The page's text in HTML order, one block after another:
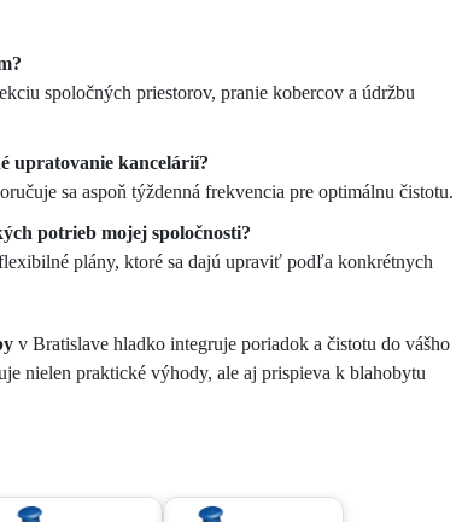
spoločných priestorov, pranie kobercov a údržbu
upratovanie kancelárií?
sa aspoň týždenná frekvencia pre optimálnu čistotu.
potrieb mojej spoločnosti?
plány, ktoré sa dajú upraviť podľa konkrétnych
v Bratislave hladko integruje poriadok a čistotu do vášho
nielen praktické výhody, ale aj prispieva k blahobytu